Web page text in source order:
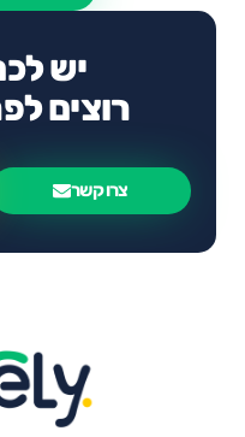
יש
רוצים
צרו קשר